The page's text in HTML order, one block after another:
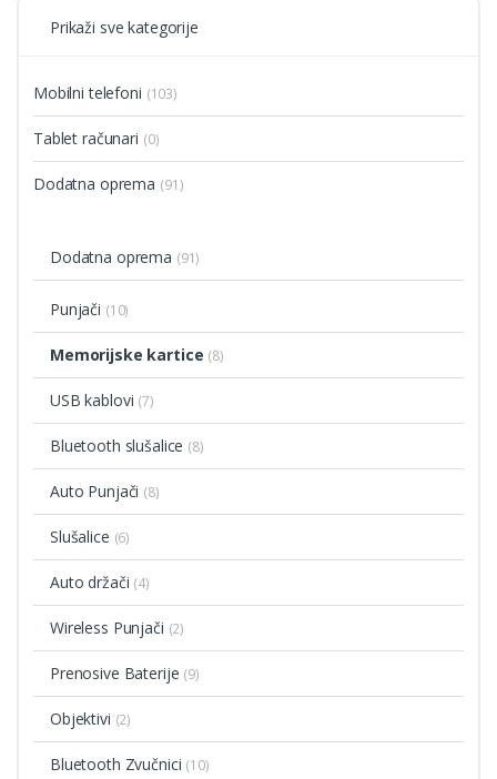
Prikaži sve kategorije
Mobilni telefoni (103)
Tablet računari (0)
Dodatna oprema (91)
Dodatna oprema (91)
Punjači (10)
Memorijske kartice (8)
USB kablovi (7)
Bluetooth slušalice (8)
Auto Punjači (8)
Slušalice (6)
Auto držači (4)
Wireless Punjači (2)
Prenosive Baterije (9)
Objektivi (2)
Bluetooth Zvučnici (10)